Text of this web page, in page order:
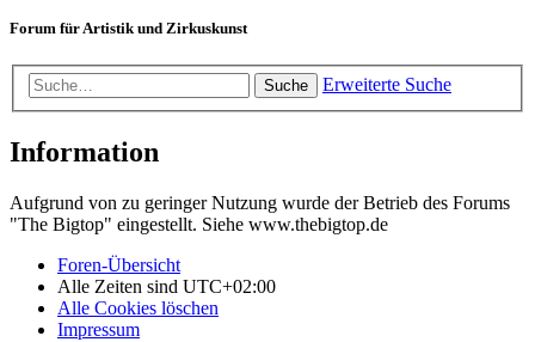
Forum für Artistik und Zirkuskunst
Suche Erweiterte Suche
Information
Aufgrund von zu geringer Nutzung wurde der Betrieb des Forums
"The Bigtop" eingestellt. Siehe www.thebigtop.de
Foren-Übersicht
Alle Zeiten sind UTC+02:00
Alle Cookies löschen
Impressum